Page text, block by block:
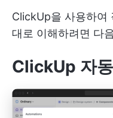
ClickUp을 사용하여
대로 이해하려면 다
ClickUp 자